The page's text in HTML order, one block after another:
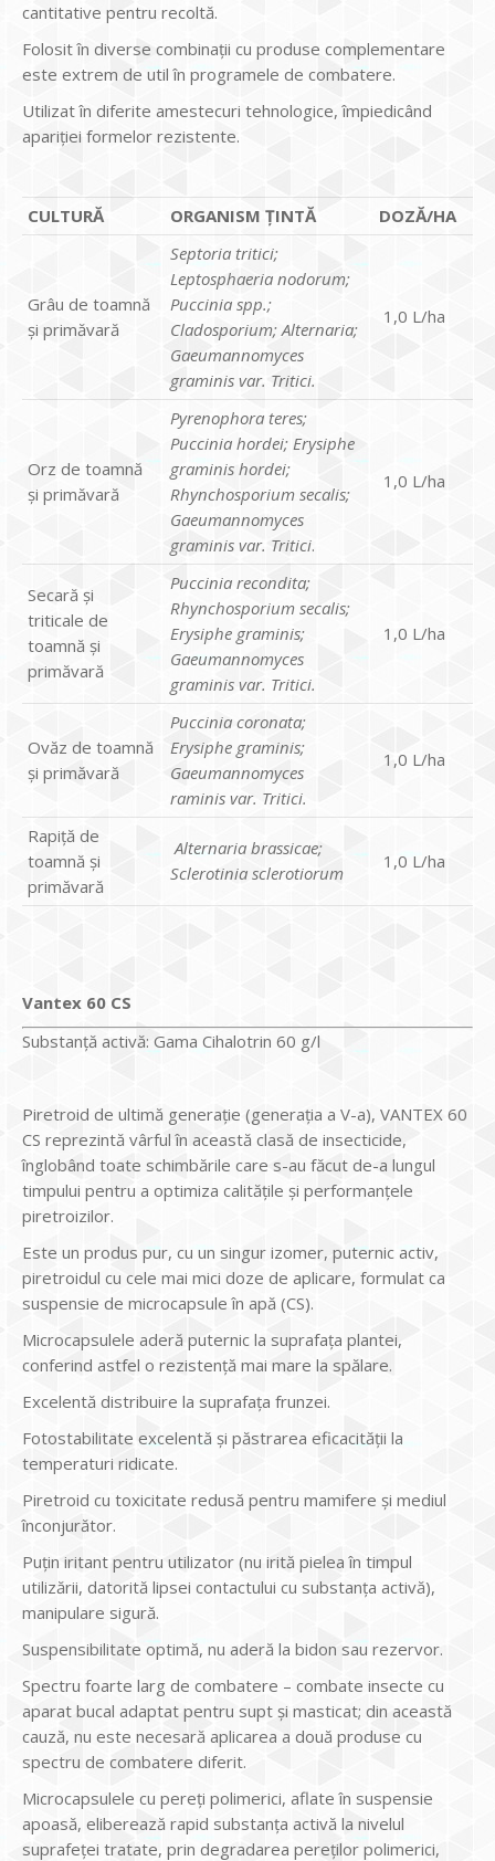
cantitative pentru recoltă.
Folosit în diverse combinații cu produse complementare
este extrem de util în programele de combatere.
Utilizat în diferite amestecuri tehnologice, împiedicând
apariției formelor rezistente.
CULTURĂ ORGANISM ȚINTĂ DOZĂ/HA
Grâu de toamnă
şi primăvară
Septoria tritici;
Leptosphaeria nodorum;
Puccinia spp.;
Cladosporium; Alternaria;
Gaeumannomyces
graminis var. Tritici.
1,0 L/ha
Orz de toamnă
şi primăvară
Pyrenophora teres;
Puccinia hordei; Erysiphe
graminis hordei;
Rhynchosporium secalis;
Gaeumannomyces
graminis var. Tritici.
1,0 L/ha
Secară şi
triticale de
toamnă şi
primăvară
Puccinia recondita;
Rhynchosporium secalis;
Erysiphe graminis;
Gaeumannomyces
graminis var. Tritici.
1,0 L/ha
Ovăz de toamnă
şi primăvară
Puccinia coronata;
Erysiphe graminis;
Gaeumannomyces
raminis var. Tritici.
1,0 L/ha
Rapiţă de
toamnă şi
primăvară
Alternaria brassicae;
Sclerotinia sclerotiorum
1,0 L/ha
Vantex 60 CS
Substanță activă: Gama Cihalotrin 60 g/l
Piretroid de ultimă generaţie (generaţia a V-a), VANTEX 60
CS reprezintă vârful în această clasă de insecticide,
înglobând toate schimbările care s-au făcut de-a lungul
timpului pentru a optimiza calităţile şi performanţele
piretroizilor.
Este un produs pur, cu un singur izomer, puternic activ,
piretroidul cu cele mai mici doze de aplicare, formulat ca
suspensie de microcapsule în apă (CS).
Microcapsulele aderă puternic la suprafaţa plantei,
conferind astfel o rezistenţă mai mare la spălare.
Excelentă distribuire la suprafaţa frunzei.
Fotostabilitate excelentă şi păstrarea eficacităţii la
temperaturi ridicate.
Piretroid cu toxicitate redusă pentru mamifere și mediul
înconjurător.
Puţin iritant pentru utilizator (nu irită pielea în timpul
utilizării, datorită lipsei contactului cu substanţa activă),
manipulare sigură.
Suspensibilitate optimă, nu aderă la bidon sau rezervor.
Spectru foarte larg de combatere – combate insecte cu
aparat bucal adaptat pentru supt şi masticat; din această
cauză, nu este necesară aplicarea a două produse cu
spectru de combatere diferit.
Microcapsulele cu pereţi polimerici, aflate în suspensie
apoasă, eliberează rapid substanţa activă la nivelul
suprafeţei tratate, prin degradarea pereţilor polimerici,